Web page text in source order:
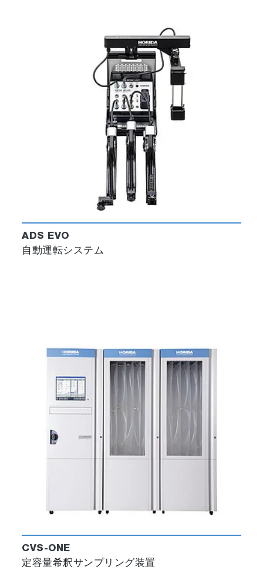
ADS EVO
自動運転システム
CVS-ONE
定容量希釈サンプリング装置